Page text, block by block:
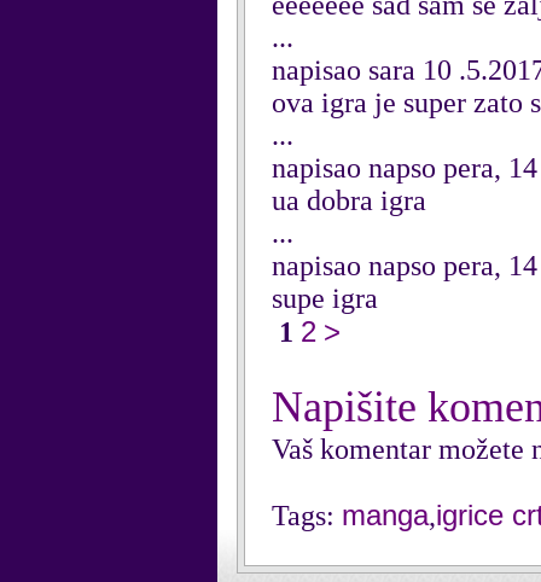
...
napisao sara 10
ova igra je super zato
...
napisao napso pera,
ua dobra igra
...
napisao napso pera,
supe igra
1 2 >
Napišite
Vaš komentar možete
Tags: manga,igrice